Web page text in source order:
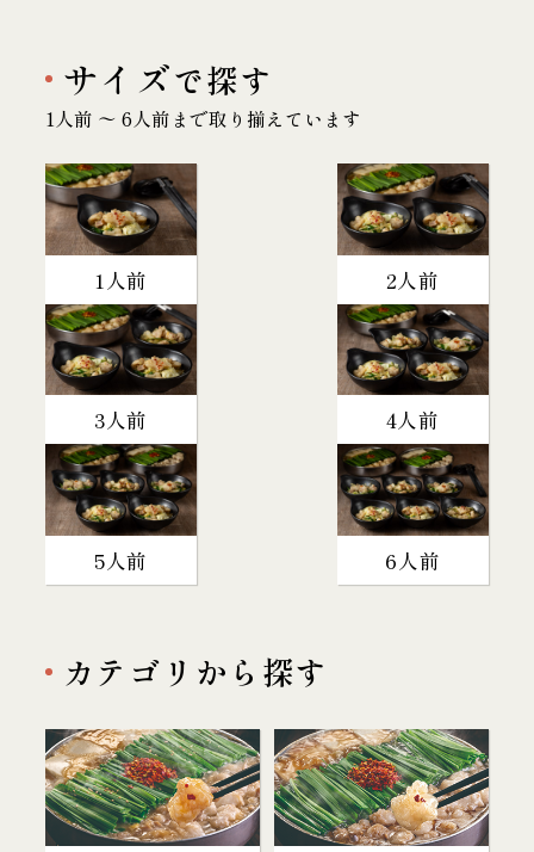
サイズで探す
1人前 〜 6人前まで取り揃えています
1人前 2人前
3人前 4人前
5人前 6人前
カテゴリから探す